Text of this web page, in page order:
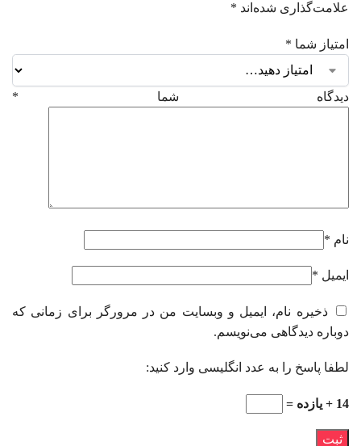
علامت‌گذاری شده‌اند *
امتیاز شما *
دیدگاه شما *
نام *
ایمیل *
ذخیره نام، ایمیل و وبسایت من در مرورگر برای زمانی که
دوباره دیدگاهی می‌نویسم.
لطفا پاسخ را به عدد انگلیسی وارد کنید:
14 + یازده =